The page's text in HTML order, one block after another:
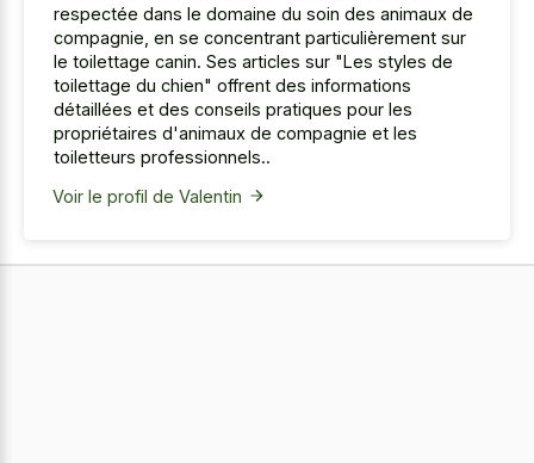
respectée dans le domaine du soin des animaux de
compagnie, en se concentrant particulièrement sur
le toilettage canin. Ses articles sur "Les styles de
toilettage du chien" offrent des informations
détaillées et des conseils pratiques pour les
propriétaires d'animaux de compagnie et les
toiletteurs professionnels..
Voir le profil de Valentin